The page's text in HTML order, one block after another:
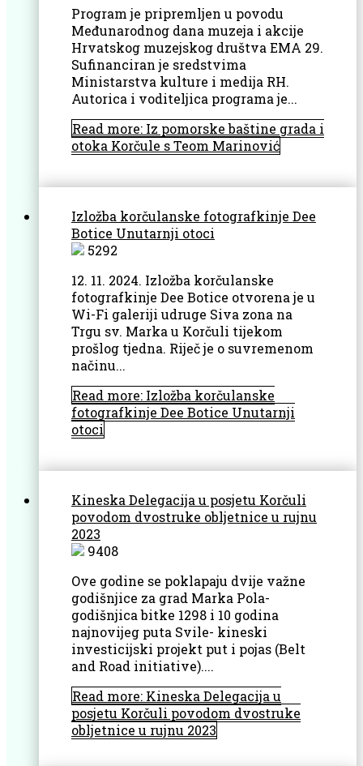
Program je pripremljen u povodu
Međunarodnog dana muzeja i akcije
Hrvatskog muzejskog društva EMA 29.
Sufinanciran je sredstvima
Ministarstva kulture i medija RH.
Autorica i voditeljica programa je...
Read more: Iz pomorske baštine grada i
otoka Korčule s Teom Marinović
Izložba korčulanske fotografkinje Dee
Botice Unutarnji otoci
5292
12. 11. 2024. Izložba korčulanske
fotografkinje Dee Botice otvorena je u
Wi-Fi galeriji udruge Siva zona na
Trgu sv. Marka u Korčuli tijekom
prošlog tjedna. Riječ je o suvremenom
načinu...
Read more: Izložba korčulanske
fotografkinje Dee Botice Unutarnji
otoci
Kineska Delegacija u posjetu Korčuli
povodom dvostruke obljetnice u rujnu
2023
9408
Ove godine se poklapaju dvije važne
godišnjice za grad Marka Pola-
godišnjica bitke 1298 i 10 godina
najnovijeg puta Svile- kineski
investicijski projekt put i pojas (Belt
and Road initiative)....
Read more: Kineska Delegacija u
posjetu Korčuli povodom dvostruke
obljetnice u rujnu 2023